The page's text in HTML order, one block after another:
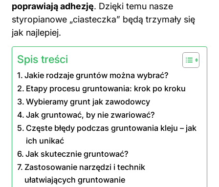
poprawiają adhezję. Dzięki temu nasze
styropianowe „ciasteczka” będą trzymały się
jak najlepiej.
Spis treści
Jakie rodzaje gruntów można wybrać?
Etapy procesu gruntowania: krok po kroku
Wybieramy grunt jak zawodowcy
Jak gruntować, by nie zwariować?
Częste błędy podczas gruntowania kleju – jak
ich unikać
Jak skutecznie gruntować?
Zastosowanie narzędzi i technik
ułatwiających gruntowanie